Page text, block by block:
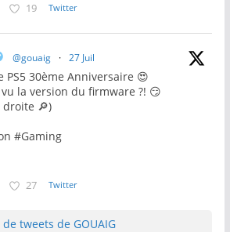
19 Twitter
@gouaig · 27 Juil
PS5 30ème Anniversaire 😍
vu la version du firmware ?! 😏
droite 🔎)
#Gaming
27 Twitter
de tweets de GOUAIG